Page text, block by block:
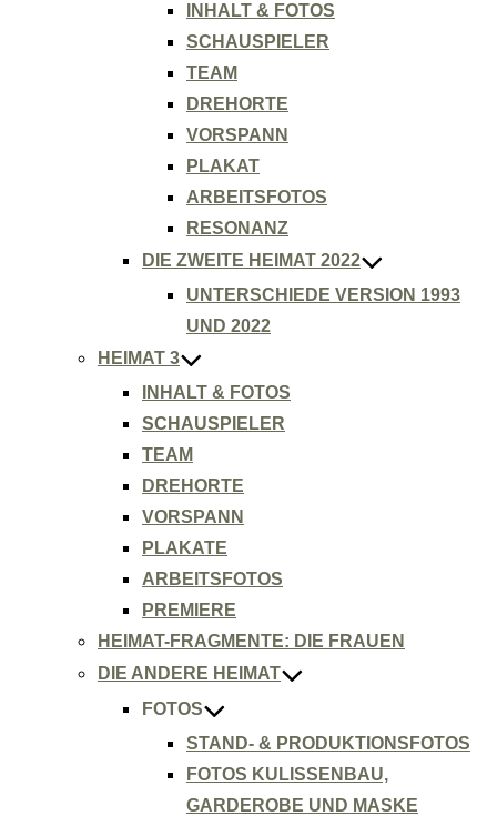
INHALT & FOTOS
SCHAUSPIELER
TEAM
DREHORTE
VORSPANN
PLAKAT
ARBEITSFOTOS
RESONANZ
DIE ZWEITE HEIMAT 2022
UNTERSCHIEDE VERSION 1993
UND 2022
HEIMAT 3
INHALT & FOTOS
SCHAUSPIELER
TEAM
DREHORTE
VORSPANN
PLAKATE
ARBEITSFOTOS
PREMIERE
HEIMAT-FRAGMENTE: DIE FRAUEN
DIE ANDERE HEIMAT
FOTOS
STAND- & PRODUKTIONSFOTOS
FOTOS KULISSENBAU,
GARDEROBE UND MASKE